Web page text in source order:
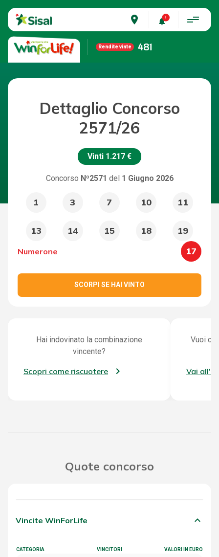
place
Rendite vinte 481
Dettaglio Concorso
2571/26
Vinti 1.217 €
Concorso Nº2571 del 1 Giugno 2026
1 3 7 10 11
13 14 15 18 19
Numerone 17
SCORPI SE HAI VINTO
Hai indovinato la combinazione
vincente?
Scopri come riscuotere
Vuoi
Vai
Quote concorso
Vincite WinForLife keyboard_arrow_down
CATEGORIA VINCITORI VALORI IN EURO